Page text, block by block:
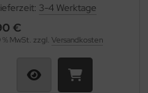
3-4 Werktage
€
% MwSt. zzgl. Versandkosten